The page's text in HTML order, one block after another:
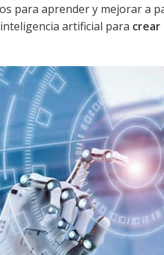
para aprender y mejorar a
artificial para